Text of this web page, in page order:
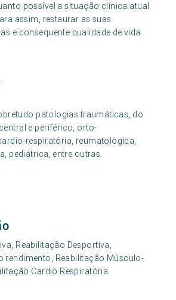
possível a situação clínica atual
assim, restaurar as suas
e consequente qualidade de vida
patologias traumáticas, do
e periférico, orto-
respiratória, reumatológica,
pediátrica, entre outras.
Reabilitação Desportiva,
rendimento, Reabilitação Músculo-
Cardio Respiratória